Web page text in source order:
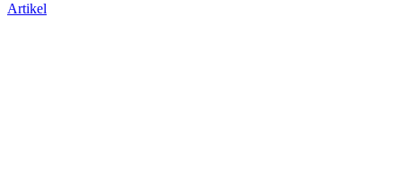
Artikel